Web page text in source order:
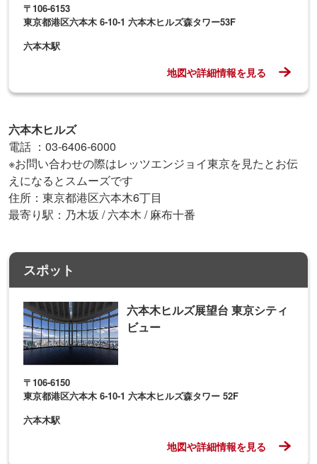
〒106-6153
東京都港区六本木 6-10-1 六本木ヒルズ森タワー53F
六本木駅
地図や詳細情報を見る
六本木ヒルズ
電話 ：03-6406-6000
※お問い合わせの際はレッツエンジョイ東京を見たとお伝
えになるとスムーズです
住所：東京都港区六本木6丁目
最寄り駅：乃木坂 / 六本木 / 麻布十番
スポット
六本木ヒルズ展望台 東京シティ
ビュー
〒106-6150
東京都港区六本木 6-10-1 六本木ヒルズ森タワー 52F
六本木駅
地図や詳細情報を見る